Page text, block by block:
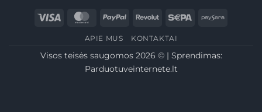
Visa MasterCardPayPal Revolut Sepa Paysera
APIE MUS KONTAKTAI
Visos teisės saugomos 2026 © | Sprendimas:
Parduotuveinternete.lt